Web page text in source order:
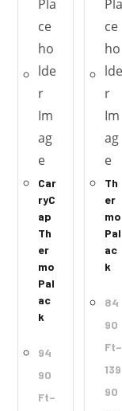
Car
ryC
ap
Th
er
mo
Pal
ac
k
94
90
Ft–
Th
er
mo
Pal
ac
k
84
90
Ft–
139
90